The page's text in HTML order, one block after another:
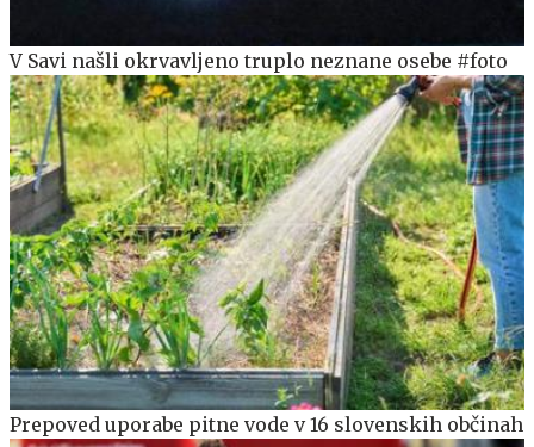
V Savi našli okrvavljeno truplo neznane osebe #foto
Prepoved uporabe pitne vode v 16 slovenskih občinah